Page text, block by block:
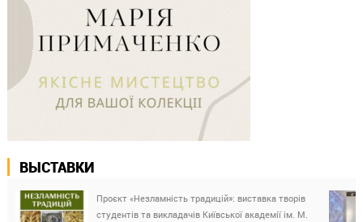
ВЫСТАВКИ
Проєкт «Незламність традицій»: виставка творів
студентів та викладачів Київської академії ім. М.